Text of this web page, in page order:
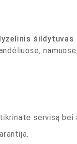
šildytuvas
servisą